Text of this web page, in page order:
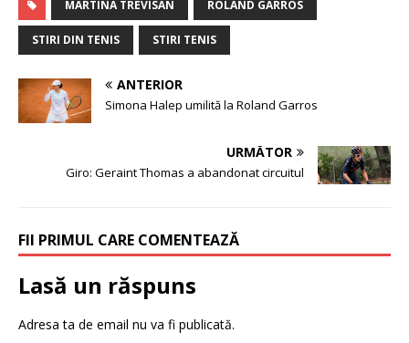
MARTINA TREVISAN ROLAND GARROS
STIRI DIN TENIS STIRI TENIS
ANTERIOR
Simona Halep umilită la Roland Garros
URMĂTOR
Giro: Geraint Thomas a abandonat circuitul
FII PRIMUL CARE COMENTEAZĂ
Lasă un răspuns
Adresa ta de email nu va fi publicată.